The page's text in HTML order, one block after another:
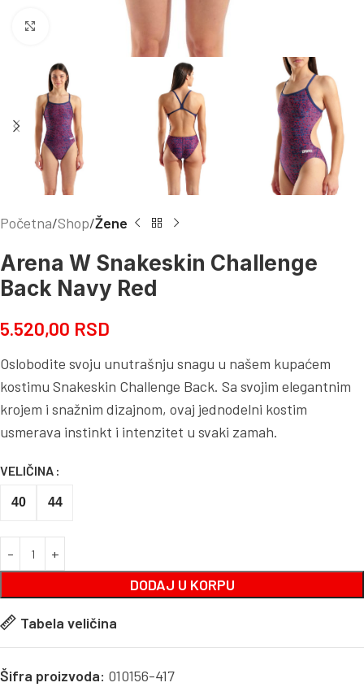
Kliknite za uvećanje
Početna Shop Žene
Arena W Snakeskin Challenge
Back Navy Red
5.520,00 RSD
Oslobodite svoju unutrašnju snagu u našem kupaćem
kostimu Snakeskin Challenge Back. Sa svojim elegantnim
krojem i snažnim dizajnom, ovaj jednodelni kostim
usmerava instinkt i intenzitet u svaki zamah.
VELIČINA
40 44
DODAJ U KORPU
Tabela veličina
Šifra proizvoda: 010156-417